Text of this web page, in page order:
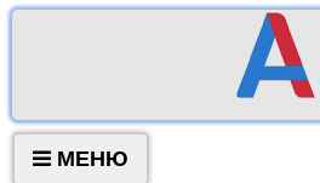
МЕНЮ